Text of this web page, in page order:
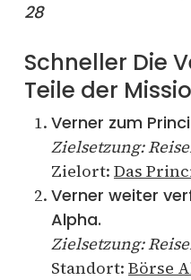
28
Schneller Die
Teile der
Verner zum
Zielsetzung:
Zielort: Das
Verner weiter
Alpha.
Zielsetzung:
Standort: Börse